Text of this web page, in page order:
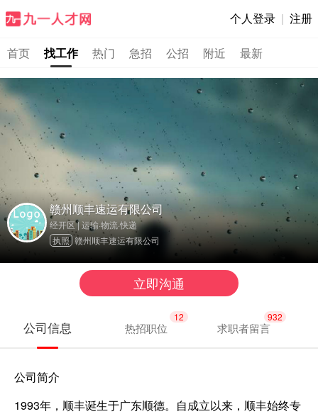
个人登录 | 注册
首页 找工作 热门 急招 公招 附近 最新
赣州顺丰速运有限公司
经开区 | 运输·物流·快递
执照 赣州顺丰速运有限公司
立即沟通
公司信息 热招职位
12
求职者留言
932
公司简介
1993年，顺丰诞生于广东顺德。自成立以来，顺丰始终专